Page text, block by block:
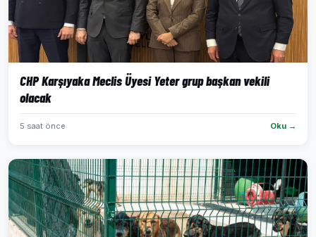
CHP Karşıyaka Meclis Üyesi Yeter grup başkan vekili
olacak
5 saat önce Oku →